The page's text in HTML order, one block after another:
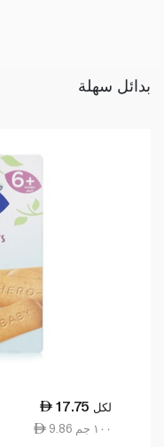
بدائل سهلة
17.75 لكل
9.86 ١٠٠ جم